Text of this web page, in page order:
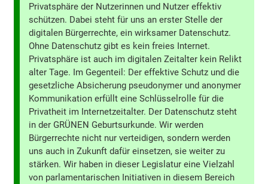
Privatsphäre der Nutzerinnen und Nutzer effektiv
schützen. Dabei steht für uns an erster Stelle der
digitalen Bürgerrechte, ein wirksamer Datenschutz.
Ohne Datenschutz gibt es kein freies Internet.
Privatsphäre ist auch im digitalen Zeitalter kein Relikt
alter Tage. Im Gegenteil: Der effektive Schutz und die
gesetzliche Absicherung pseudonymer und anonymer
Kommunikation erfüllt eine Schlüsselrolle für die
Privatheit im Internetzeitalter. Der Datenschutz steht
in der GRÜNEN Geburtsurkunde. Wir werden
Bürgerrechte nicht nur verteidigen, sondern werden
uns auch in Zukunft dafür einsetzen, sie weiter zu
stärken. Wir haben in dieser Legislatur eine Vielzahl
von parlamentarischen Initiativen in diesem Bereich